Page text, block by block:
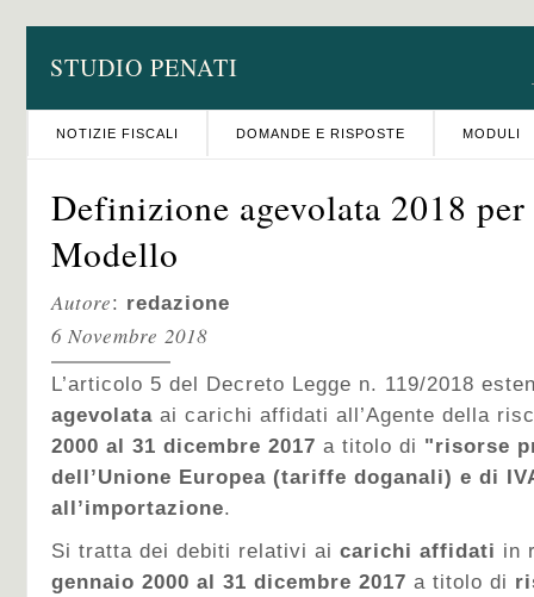
STUDIO PENATI
NOTIZIE FISCALI DOMANDE E RISPOSTE MODULI
Definizione agevolata 2018
Modello
Autore: redazione
6 Novembre 2018
L’articolo 5 del Decreto Legge n. 119/2018
agevolata ai carichi affidati all’Agente della
2000 al 31 dicembre 2017 a titolo di "risorse
dell’Unione Europea (tariffe doganali) e di
all’importazione.
Si tratta dei debiti relativi ai carichi affidati in
gennaio 2000 al 31 dicembre 2017 a titolo di